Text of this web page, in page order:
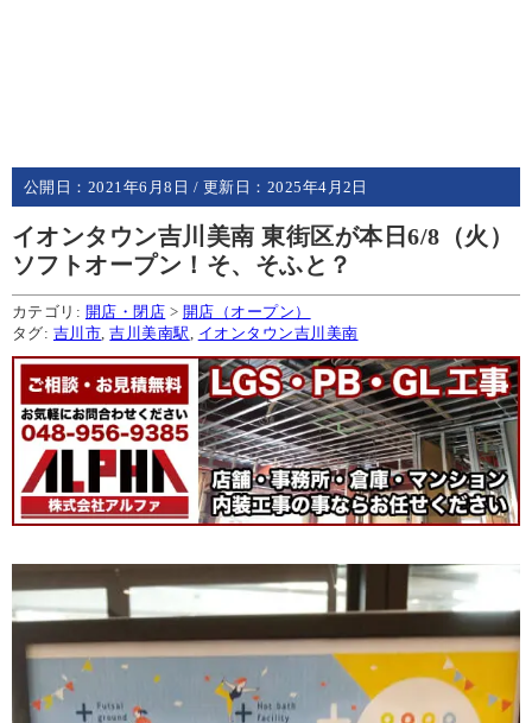
公開日： 2021年6月8日 / 更新日： 2025年4月2日
イオンタウン吉川美南 東街区が本日6/8（火）
ソフトオープン！そ、そふと？
カテゴリ: 開店・閉店 > 開店（オープン）
タグ: 吉川市,吉川美南駅, イオンタウン吉川美南